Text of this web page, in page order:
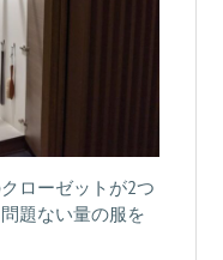
ローゼットが2つ
題ない量の服を